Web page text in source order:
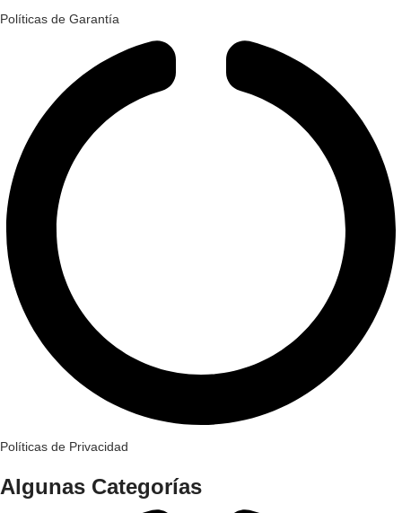
Políticas de Garantía
Políticas de Privacidad
Algunas Categorías